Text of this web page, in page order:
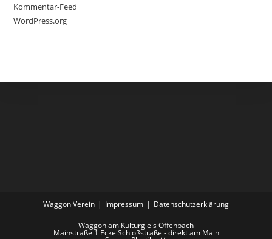
Kommentar-Feed
WordPress.org
Waggon Verein Impressum Datenschutzerklärung
Waggon am Kulturgleis Offenbach
Mainstraße 1 Ecke Schloßstraße - direkt am Main